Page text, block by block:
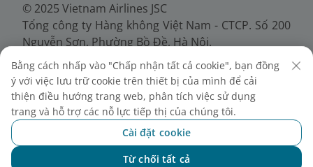
© 2025 Vietnam Airlines JSC
Tổng công ty Hàng không Việt Nam - CTCP. Số 200
Nguyễn Sơn, Phường Bồ Đề, Hà Nội.
Điện thoại: (+84-24) 38272289. Fax: (+84-24)
38722375
Giấy chứng nhận đăng ký doanh nghiệp, mã số
doanh nghiệp 0100107518, đăng ký lần đầu ngày
30/6/2010, đăng ký thay đổi lần thứ 10 ngày
24/7/2025, cấp bởi Sở Tài chính Thành phố Hà Nội.
Bằng cách nhấp vào "Chấp nhận tất cả cookie", bạn đồng
ý với việc lưu trữ cookie trên thiết bị của mình để cải
thiện điều hướng trang web, phân tích việc sử dụng
trang và hỗ trợ các nỗ lực tiếp thị của chúng tôi.
Cài đặt cookie
Từ chối tất cả